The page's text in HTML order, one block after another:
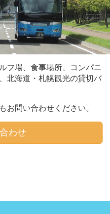
フ場、食事場所、コンパニ
北海道・札幌観光の貸切バ
お問い合わせください。
わせ